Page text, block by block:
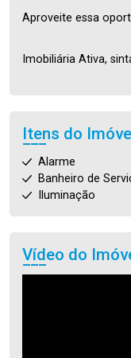
Aproveite essa
Imobiliária Ativa,
Itens do
Alarme
Banheiro de
Iluminação
Vídeo do